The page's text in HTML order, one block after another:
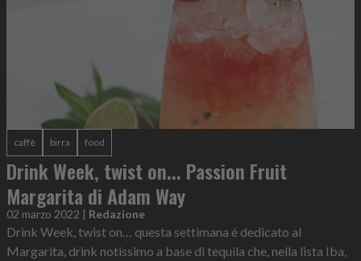
caffè birra food
Drink Week, twist on... Passion Fruit
Margarita di Adam Way
02 marzo 2022 | Redazione
Drink Week, twist on… questa settimana è dedicato al
Margarita, drink notissimo a base di tequila che, nella lista Iba,